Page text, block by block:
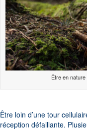
Être en
Être loin d’une tour
réception défaillante.